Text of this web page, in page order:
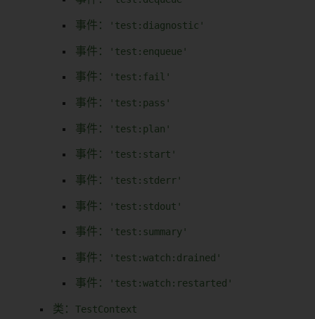
事件： 'test:diagnostic'
事件： 'test:enqueue'
事件： 'test:fail'
事件： 'test:pass'
事件： 'test:plan'
事件： 'test:start'
事件： 'test:stderr'
事件： 'test:stdout'
事件： 'test:summary'
事件： 'test:watch:drained'
事件： 'test:watch:restarted'
类： TestContext